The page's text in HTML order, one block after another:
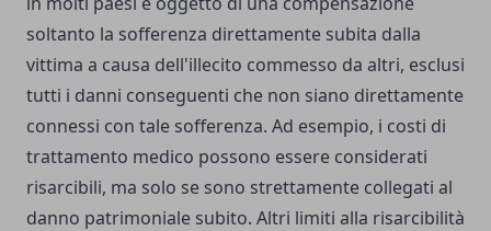
soltanto la sofferenza direttamente subita dalla
vittima a causa dell'illecito commesso da altri, esclusi
tutti i danni conseguenti che non siano direttamente
connessi con tale sofferenza. Ad esempio, i costi di
trattamento medico possono essere considerati
risarcibili, ma solo se sono strettamente collegati al
danno patrimoniale subito. Altri limiti alla risarcibilità